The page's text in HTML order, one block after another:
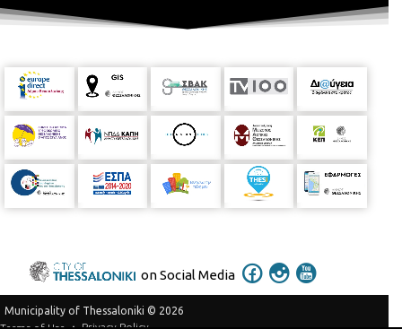
on Social Media
Municipality of Thessaloniki © 2026